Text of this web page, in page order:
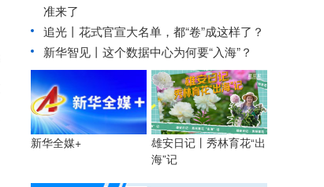
准来了
追光丨 花式官宣大名单，都“卷”成这样了？
新华智见丨这个数据中心为何要“入海”？
新华全媒+
雄安日记丨秀林育花“出
海”记